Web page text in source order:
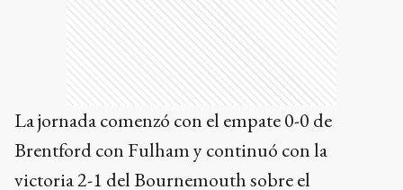
La jornada comenzó con el empate 0-0 de
Brentford con Fulham y continuó con la
victoria 2-1 del Bournemouth sobre el